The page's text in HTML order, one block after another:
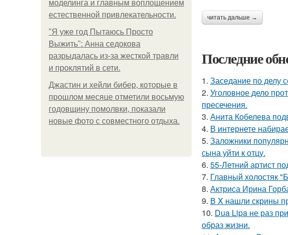
моделинга и главным воплощением
естественной привлекательности.
"Я уже год Пытаюсь Просто
Выжить": Анна седокова
разрыдалась из-за жесткой травли
и проклятий в сети.
Джастин и хейли бибер, которые в
прошлом месяце отметили восьмую
годовщину помолвки, показали
новые фото с совместного отдыха.
читать дальше →
Последние
1. Заседание по делу
2. Уголовное дело
пресечения.
3. Анита Кобелева
4. В интернете
5. Заложники
сына уйти к отцу.
6. 55-Летний артист
7. Главный холостяк
8. Актриса Ирина
9. В X нашли скрины
10. Dua Lipa не раз
образ жизни.